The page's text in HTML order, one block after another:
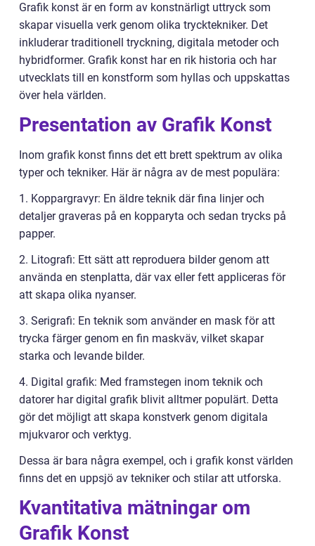
Grafik konst är en form av konstnärligt uttryck som
skapar visuella verk genom olika trycktekniker. Det
inkluderar traditionell tryckning, digitala metoder och
hybridformer. Grafik konst har en rik historia och har
utvecklats till en konstform som hyllas och uppskattas
över hela världen.
Presentation av Grafik Konst
Inom grafik konst finns det ett brett spektrum av olika
typer och tekniker. Här är några av de mest populära:
1. Koppargravyr: En äldre teknik där fina linjer och
detaljer graveras på en kopparyta och sedan trycks på
papper.
2. Litografi: Ett sätt att reproduera bilder genom att
använda en stenplatta, där vax eller fett appliceras för
att skapa olika nyanser.
3. Serigrafi: En teknik som använder en mask för att
trycka färger genom en fin maskväv, vilket skapar
starka och levande bilder.
4. Digital grafik: Med framstegen inom teknik och
datorer har digital grafik blivit alltmer populärt. Detta
gör det möjligt att skapa konstverk genom digitala
mjukvaror och verktyg.
Dessa är bara några exempel, och i grafik konst världen
finns det en uppsjö av tekniker och stilar att utforska.
Kvantitativa mätningar om
Grafik Konst